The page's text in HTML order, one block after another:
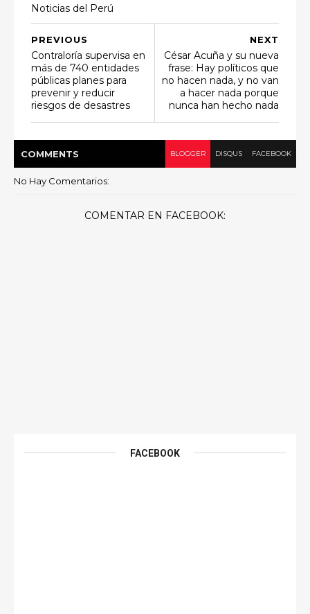
Noticias del Perú
NEXT
César Acuña y su nueva
frase: Hay políticos que
no hacen nada, y no van
a hacer nada porque
nunca han hecho nada
PREVIOUS
Contraloría supervisa en
más de 740 entidades
públicas planes para
prevenir y reducir
riesgos de desastres
COMMENTS BLOGGER DISQUS FACEBOOK
No Hay Comentarios:
COMENTAR EN FACEBOOK:
FACEBOOK